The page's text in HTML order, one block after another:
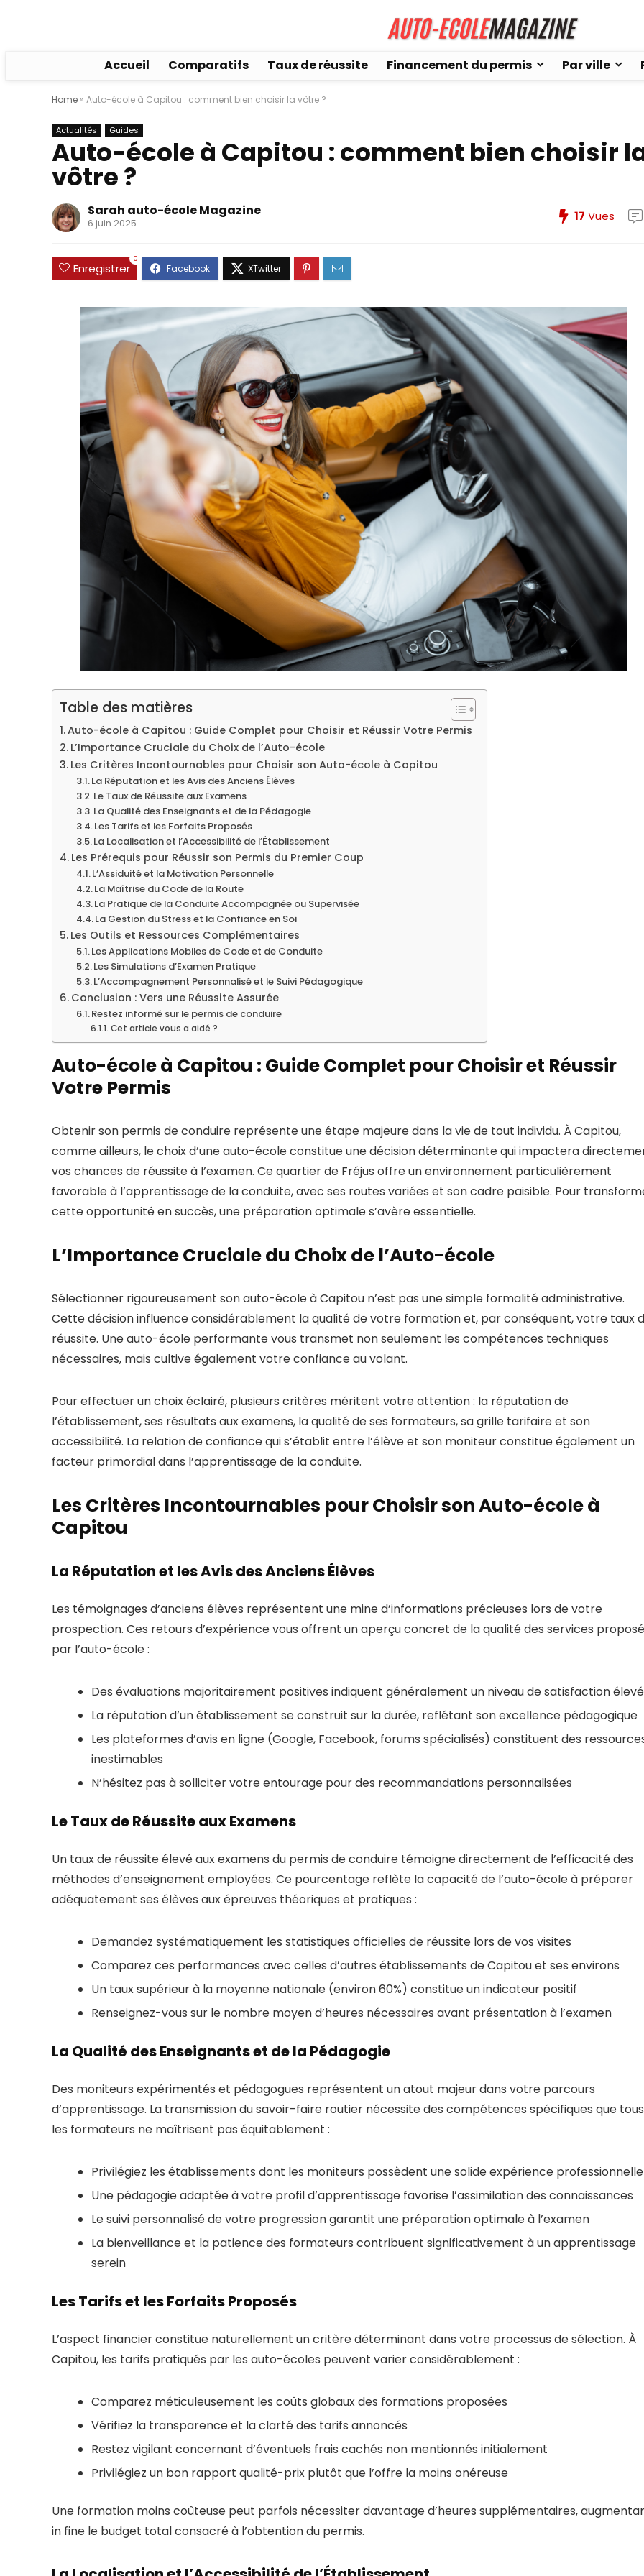
Accueil Comparatifs Taux de réussite Financement du permis Par ville
Home » Auto-école à Capitou : comment bien choisir la vôtre ?
Actualités Guides
Auto-école à Capitou : comment bien choisir
vôtre ?
Sarah auto-école Magazine
6 juin 2025 17 Vues
Enregistrer
0
Table des matières
Auto-école à Capitou : Guide Complet pour Choisir et Réussir Votre Permis
L’Importance Cruciale du Choix de l’Auto-école
Les Critères Incontournables pour Choisir son Auto-école à Capitou
La Réputation et les Avis des Anciens Élèves
Le Taux de Réussite aux Examens
La Qualité des Enseignants et de la Pédagogie
Les Tarifs et les Forfaits Proposés
La Localisation et l’Accessibilité de l’Établissement
Les Prérequis pour Réussir son Permis du Premier Coup
L’Assiduité et la Motivation Personnelle
La Maîtrise du Code de la Route
La Pratique de la Conduite Accompagnée ou Supervisée
La Gestion du Stress et la Confiance en Soi
Les Outils et Ressources Complémentaires
Les Applications Mobiles de Code et de Conduite
Les Simulations d’Examen Pratique
L’Accompagnement Personnalisé et le Suivi Pédagogique
Conclusion : Vers une Réussite Assurée
Restez informé sur le permis de conduire
Cet article vous a aidé ?
Auto-école à Capitou : Guide Complet pour Choisir et Réussir
Votre Permis
Obtenir son permis de conduire représente une étape majeure dans la vie de tout individu. À Capitou,
comme ailleurs, le choix d’une auto-école constitue une décision déterminante qui impactera
vos chances de réussite à l’examen. Ce quartier de Fréjus offre un environnement particulièrement
favorable à l’apprentissage de la conduite, avec ses routes variées et son cadre paisible. Pour
cette opportunité en succès, une préparation optimale s’avère essentielle.
L’Importance Cruciale du Choix de l’Auto-école
Sélectionner rigoureusement son auto-école à Capitou n’est pas une simple formalité administrative.
Cette décision influence considérablement la qualité de votre formation et, par conséquent, votre taux
réussite. Une auto-école performante vous transmet non seulement les compétences techniques
nécessaires, mais cultive également votre confiance au volant.
Pour effectuer un choix éclairé, plusieurs critères méritent votre attention : la réputation de
l’établissement, ses résultats aux examens, la qualité de ses formateurs, sa grille tarifaire et son
accessibilité. La relation de confiance qui s’établit entre l’élève et son moniteur constitue également un
facteur primordial dans l’apprentissage de la conduite.
Les Critères Incontournables pour Choisir son Auto-école à
Capitou
La Réputation et les Avis des Anciens Élèves
Les témoignages d’anciens élèves représentent une mine d’informations précieuses lors de votre
prospection. Ces retours d’expérience vous offrent un aperçu concret de la qualité des services
par l’auto-école :
Des évaluations majoritairement positives indiquent généralement un niveau de satisfaction élevé
La réputation d’un établissement se construit sur la durée, reflétant son excellence pédagogique
Les plateformes d’avis en ligne (Google, Facebook, forums spécialisés) constituent des
inestimables
N’hésitez pas à solliciter votre entourage pour des recommandations personnalisées
Le Taux de Réussite aux Examens
Un taux de réussite élevé aux examens du permis de conduire témoigne directement de l’efficacité des
méthodes d’enseignement employées. Ce pourcentage reflète la capacité de l’auto-école à préparer
adéquatement ses élèves aux épreuves théoriques et pratiques :
Demandez systématiquement les statistiques officielles de réussite lors de vos visites
Comparez ces performances avec celles d’autres établissements de Capitou et ses environs
Un taux supérieur à la moyenne nationale (environ 60%) constitue un indicateur positif
Renseignez-vous sur le nombre moyen d’heures nécessaires avant présentation à l’examen
La Qualité des Enseignants et de la Pédagogie
Des moniteurs expérimentés et pédagogues représentent un atout majeur dans votre parcours
d’apprentissage. La transmission du savoir-faire routier nécessite des compétences spécifiques que tous
les formateurs ne maîtrisent pas équitablement :
Privilégiez les établissements dont les moniteurs possèdent une solide expérience professionnelle
Une pédagogie adaptée à votre profil d’apprentissage favorise l’assimilation des connaissances
Le suivi personnalisé de votre progression garantit une préparation optimale à l’examen
La bienveillance et la patience des formateurs contribuent significativement à un apprentissage
serein
Les Tarifs et les Forfaits Proposés
L’aspect financier constitue naturellement un critère déterminant dans votre processus de sélection. À
Capitou, les tarifs pratiqués par les auto-écoles peuvent varier considérablement :
Comparez méticuleusement les coûts globaux des formations proposées
Vérifiez la transparence et la clarté des tarifs annoncés
Restez vigilant concernant d’éventuels frais cachés non mentionnés initialement
Privilégiez un bon rapport qualité-prix plutôt que l’offre la moins onéreuse
Une formation moins coûteuse peut parfois nécessiter davantage d’heures supplémentaires,
in fine le budget total consacré à l’obtention du permis.